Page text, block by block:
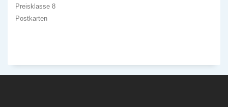
Preisklasse 8
Postkarten